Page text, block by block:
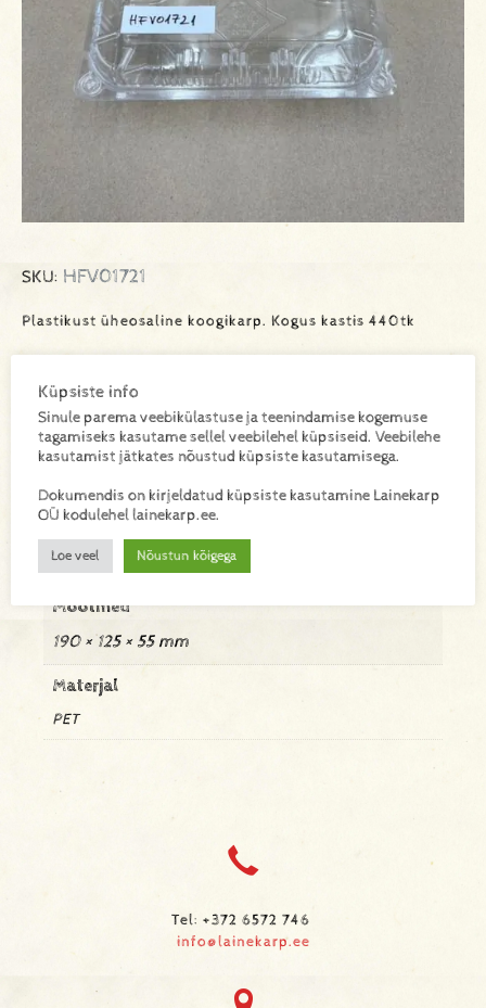
SKU: HFV01721
Plastikust üheosaline koogikarp. Kogus kastis 440tk
Lisa toode päringukorvi
Lisainfo
0,022 kg
Mõõtmed
190 × 125 × 55 mm
Materjal
PET
Küpsiste info
Sinule parema veebikülastuse ja teenindamise kogemuse
tagamiseks kasutame sellel veebilehel küpsiseid. Veebilehe
kasutamist jätkates nõustud küpsiste kasutamisega.
Dokumendis on kirjeldatud küpsiste kasutamine Lainekarp
OÜ kodulehel lainekarp.ee.
Loe veel Nõustun kõigega
Tel: +372 6572 746
info@lainekarp.ee